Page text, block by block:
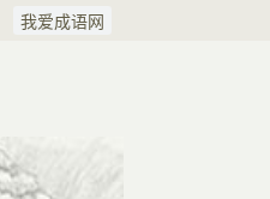
我爱成语网